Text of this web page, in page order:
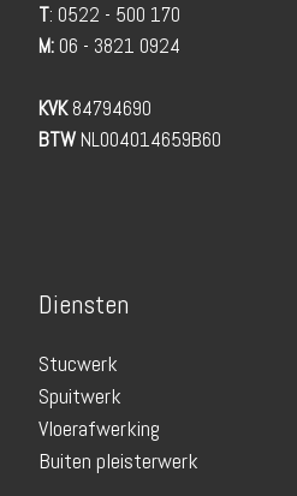
T: 0522 - 500 170
M: 06 - 3821 0924
KVK84794690
BTWNL004014659B60
Diensten
Stucwerk
Spuitwerk
Vloerafwerking
Buiten pleisterwerk